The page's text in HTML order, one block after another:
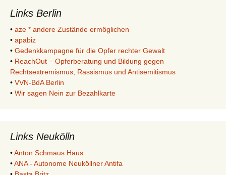
Links Berlin
• aze * andere Zustände ermöglichen
• apabiz
• Gedenkkampagne für die Opfer rechter Gewalt
• ReachOut – Opferberatung und Bildung gegen
Rechtsextremismus, Rassismus und Antisemitismus
• VVN-BdA Berlin
• Wir sagen Nein zur Bezahlkarte
Links Neukölln
•Anton Schmaus Haus
•ANA - Autonome Neuköllner Antifa